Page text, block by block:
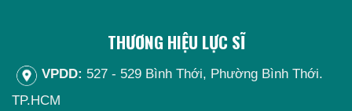
THƯƠNG HIỆU LỰC SĨ
VPDD: 527 - 529 Bình Thới, Phường Bình Thới.
TP.HCM